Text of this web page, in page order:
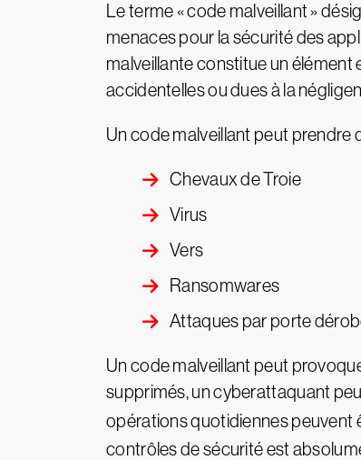
Le terme « code malveillant »
menaces pour la sécurité des
malveillante constitue un élément
accidentelles ou dues à la
Un code malveillant peut prendre
Chevaux de Troie
Virus
Vers
Ransomwares
Attaques par porte
Un code malveillant peut
supprimés, un cyberattaquant
opérations quotidiennes peuvent
contrôles de sécurité est